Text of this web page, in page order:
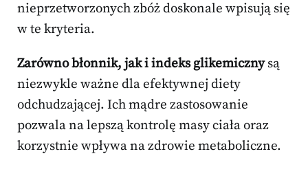
nieprzetworzonych zbóż doskonale wpisują się
w te kryteria.
Zarówno błonnik, jak i indeks glikemicznysą
niezwykle ważne dla efektywnej diety
odchudzającej. Ich mądre zastosowanie
pozwala na lepszą kontrolę masy ciała oraz
korzystnie wpływa na zdrowie metaboliczne.